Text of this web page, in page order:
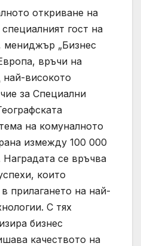
откриване на
гост на
мениджър „Бизнес
връчи на
високото
за Специални
на комуналното
измежду 100 000
Наградата се връчва
които
прилагането на най-
С тях
бизнес
качеството на